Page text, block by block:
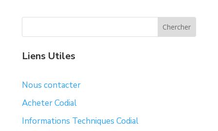
Liens Utiles
Nous contacter
Acheter Codial
Informations Techniques Codial